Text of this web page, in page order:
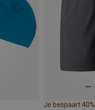
Je bespaart 40%